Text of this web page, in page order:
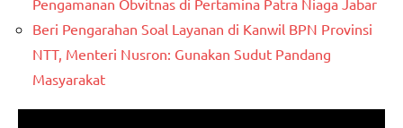
Beri Pengarahan Soal Layanan di Kanwil BPN Provinsi
NTT, Menteri Nusron: Gunakan Sudut Pandang
Masyarakat